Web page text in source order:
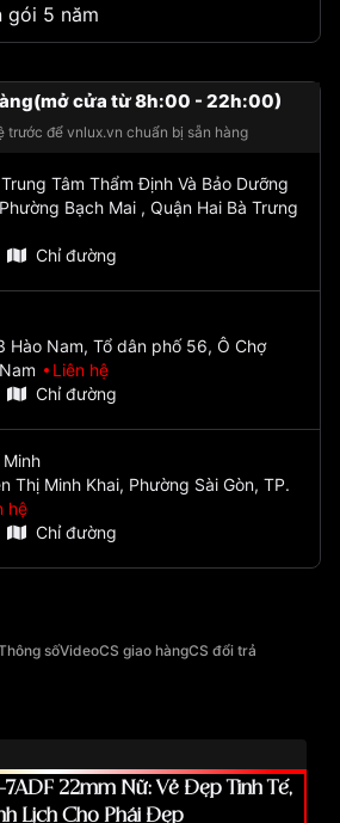
gói 5 năm
cửa từ 8h:00 - 22h:00)
trước để vnlux.vn chuẩn bị sẵn hàng
Tâm Thẩm Định Và Bảo Dưỡng
Bạch Mai , Quận Hai Bà Trưng
Chỉ đường
Hào Nam, Tổ dân phố 56, Ô Chợ
Liên hệ
Chỉ đường
Thị Minh Khai, Phường Sài Gòn, TP.
hệ
Chỉ đường
sốVideoCS giao hàngCS đổi trả
7ADF 22mm Nữ: Vẻ Đẹp Tinh Tế,
Lịch Cho Phái Đẹp